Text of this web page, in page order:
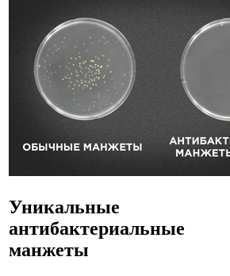
Уникальные
антибактериальные
манжеты